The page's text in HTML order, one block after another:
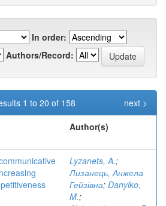
In order:
Authors/Record:
1 to 20 of 158
next >
Author(s)
Lyzanets, A.;
Лизанець, Анжела
Гейзівна; Danylko,
M.;